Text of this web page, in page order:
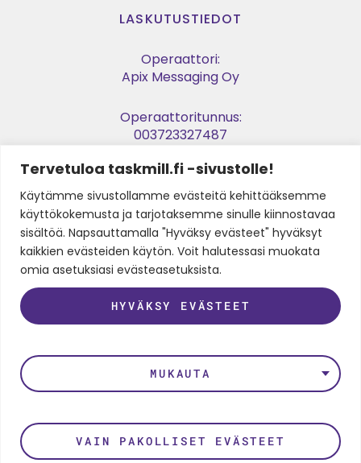
Tervetuloa taskmill.fi -sivustolle!
Käytämme sivustollamme evästeitä kehittääksemme
käyttökokemusta ja tarjotaksemme sinulle kiinnostavaa
sisältöä. Napsauttamalla "Hyväksy evästeet" hyväksyt
kaikkien evästeiden käytön. Voit halutessasi muokata
omia asetuksiasi evästeasetuksista.
MUKAUTA
VAIN PAKOLLISET EVÄSTEET
HYVÄKSY EVÄSTEET
LASKUTUSTIEDOT
Operaattori:
Apix Messaging Oy
Operaattoritunnus:
003723327487
Verkkolaskuosoite:
003729053974
Y-tunnus:
2905397-4
SEURAA MEITÄ
LinkedInInstagramFacebookTwitterYoutube
Rekisteri- ja tietosuojaseloste